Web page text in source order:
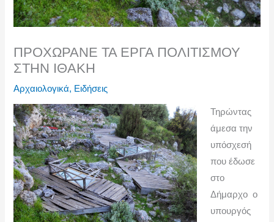
ΠΡΟΧΩΡΑΝΕ ΤΑ ΕΡΓΑ ΠΟΛΙΤΙΣΜΟΥ
ΣΤΗΝ ΙΘΑΚΗ
Αρχαιολογικά, Ειδήσεις
Τηρώντας
άμεσα την
υπόσχεσή
που έδωσε
στο
Δήμαρχο ο
υπουργός